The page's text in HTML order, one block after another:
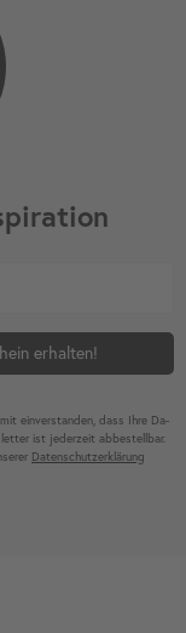
erhalten!
ein­ver­standen, dass Ihre Da­
ist jeder­zeit ab­bestel­lbar.
Daten­schutz­erklärung